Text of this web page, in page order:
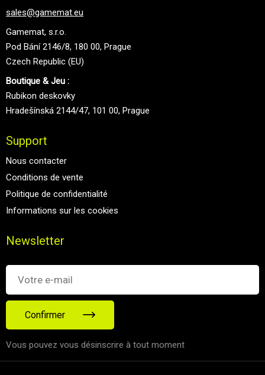
sales@gamemat.eu
Gamemat, s.r.o.
Pod Bání 2146/8, 180 00, Prague
Czech Republic (EU)
Boutique & Jeu :
Rubikon deskovky
Hradešínská 2144/47, 101 00, Prague
Support
Nous contacter
Conditions de vente
Politique de confidentialité
Informations sur les cookies
Newsletter
Confirmer
Vous pouvez vous désinscrire à tout moment